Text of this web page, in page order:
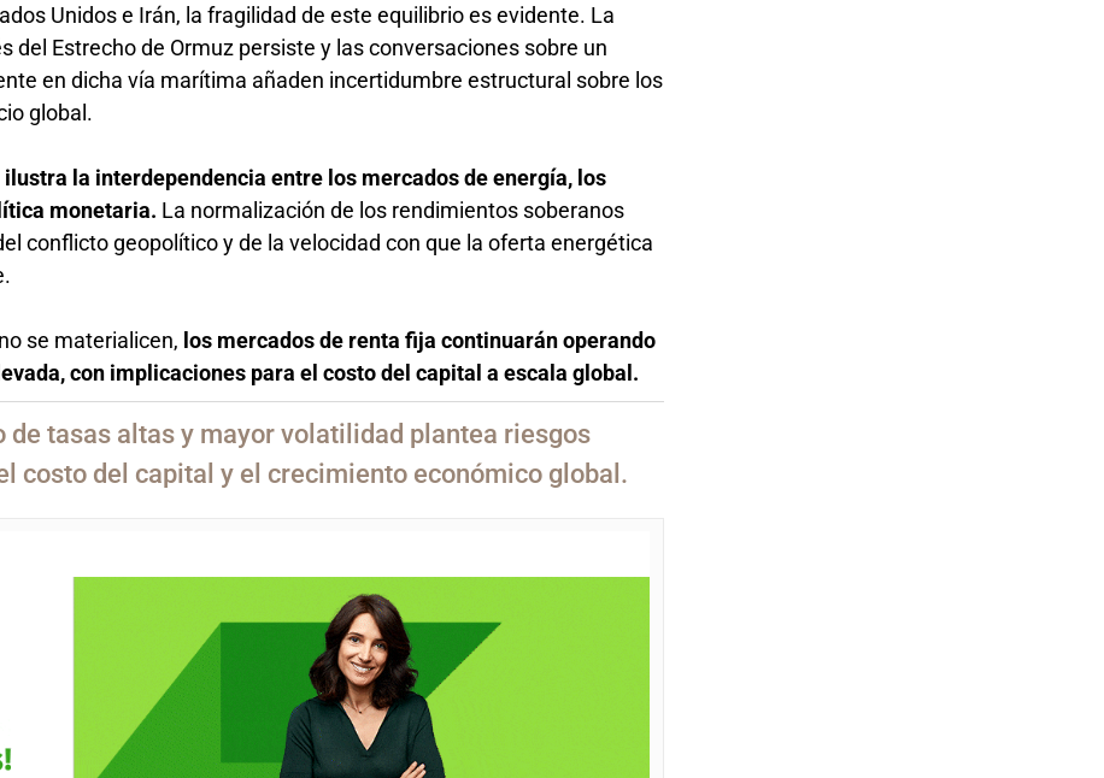
Unidos e Irán, la fragilidad de este equilibrio es evidente. La
del Estrecho de Ormuz persiste y las conversaciones sobre un
en dicha vía marítima añaden incertidumbre estructural sobre los
global.
la interdependencia entre los mercados de energía, los
monetaria. La normalización de los rendimientos soberanos
conflicto geopolítico y de la velocidad con que la oferta energética
se materialicen, los mercados de renta fija continuarán operando
con implicaciones para el costo del capital a escala global.
de tasas altas y mayor volatilidad plantea riesgos
costo del capital y el crecimiento económico global.